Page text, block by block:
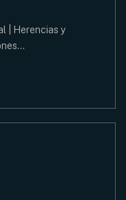
| Herencias y